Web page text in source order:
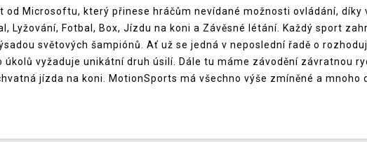
Microsoftu, který přinese hráčům nevídané možnosti ovládání, díky
Fotbal, Box, Jízdu na koni a Závěsné létání. Každý sport
světových šampiónů. Ať už se jedná v neposlední řadě o
vyžaduje unikátní druh úsilí. Dále tu máme závodění závratnou
jízda na koni. MotionSports má všechno výše zmíněné a mnoho